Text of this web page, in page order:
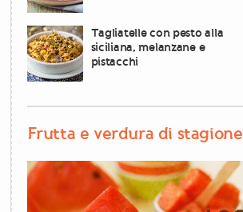
Tagliatelle con pesto alla
siciliana, melanzane e
pistacchi
Frutta e verdura di stagione